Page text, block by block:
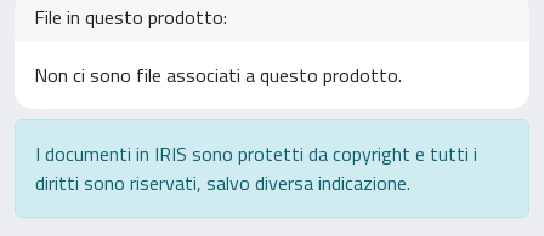
File in questo prodotto:
Non ci sono file associati a questo prodotto.
I documenti in IRIS sono protetti da copyright e tutti i
diritti sono riservati, salvo diversa indicazione.